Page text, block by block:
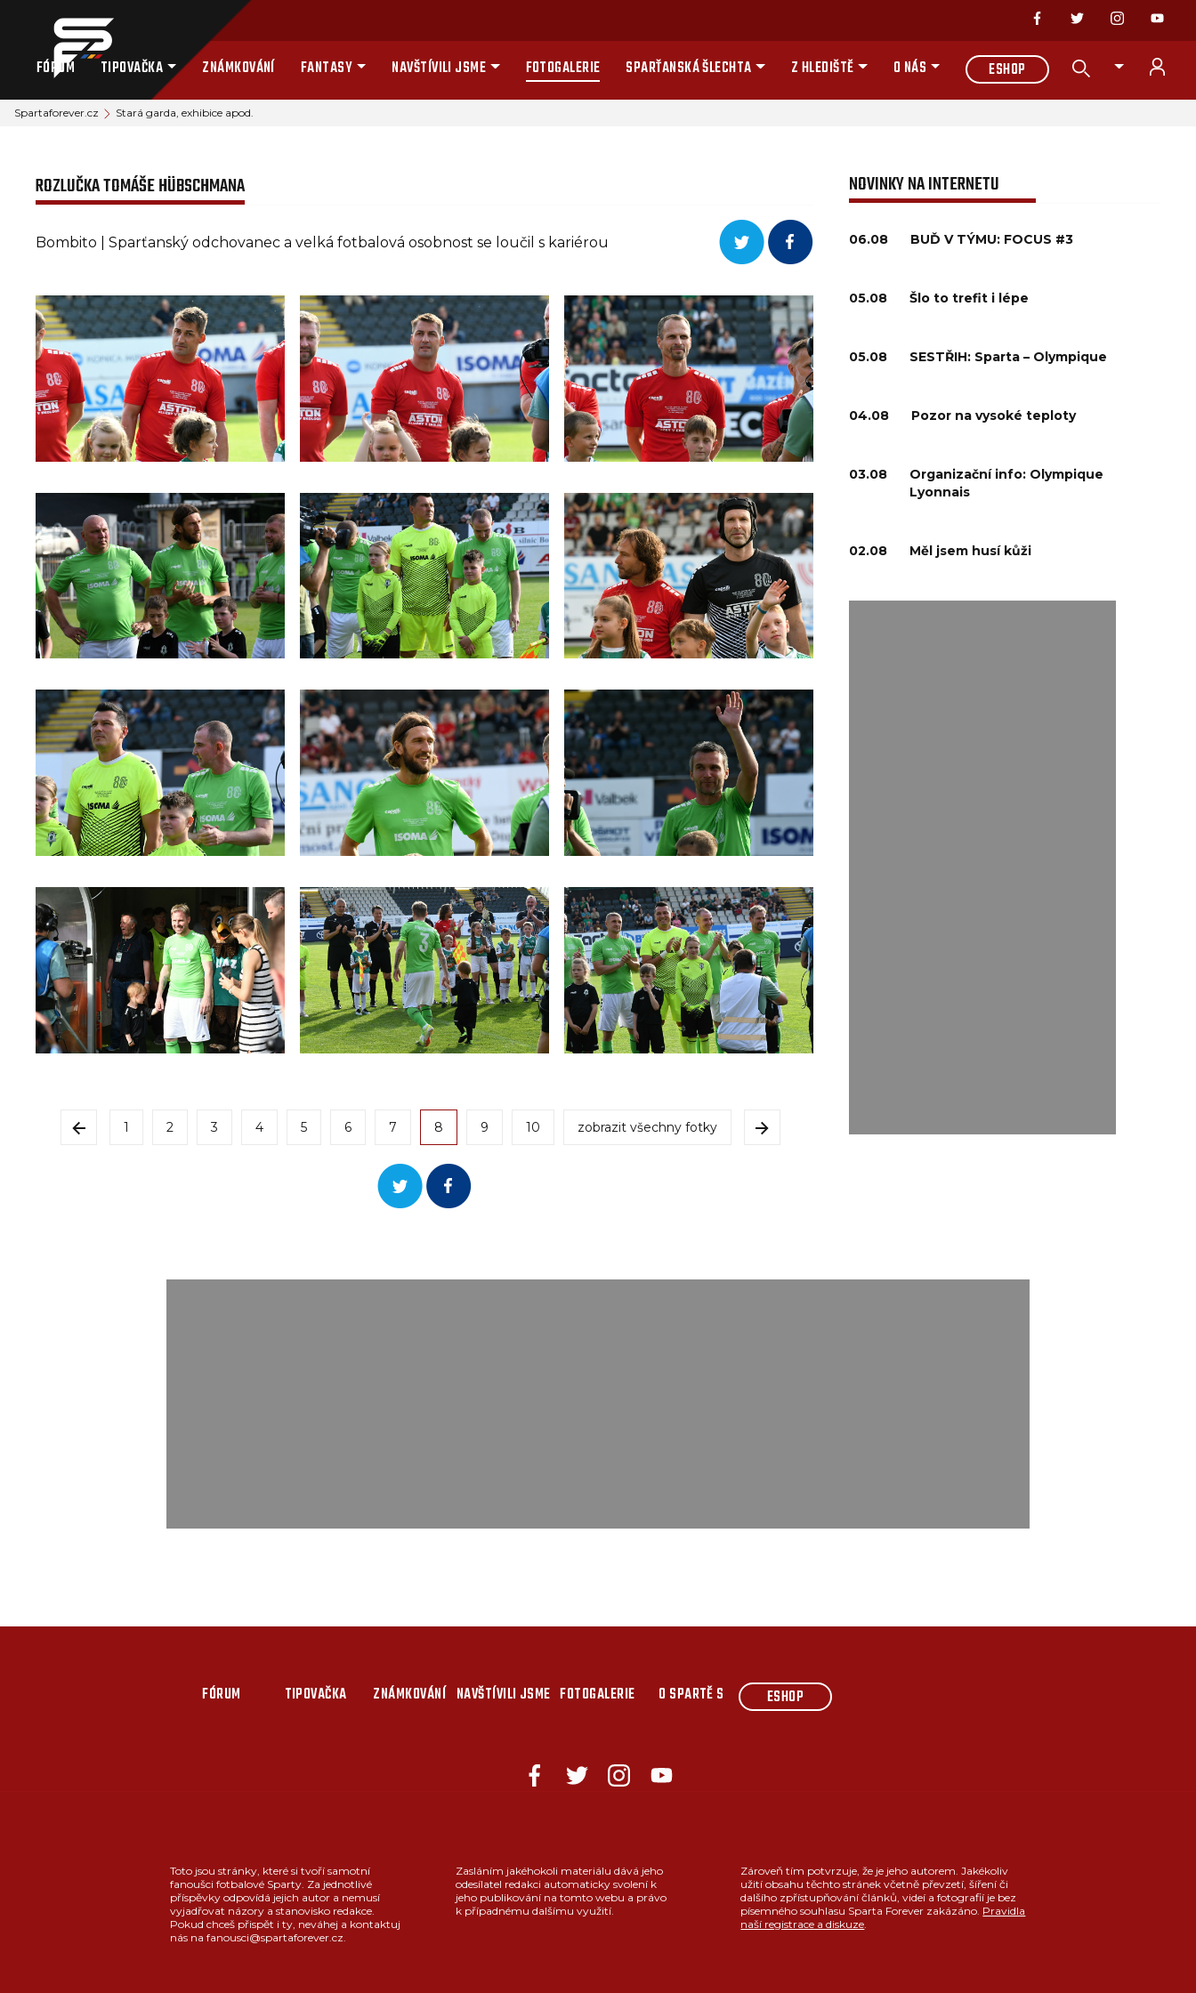
FÓRUM TIPOVAČKA ZNÁMKOVÁNÍ FANTASY NAVŠTÍVILI JSME FOTOGALERIE SPARŤANSKÁ ŠLECHTA Z HLEDIŠTĚ O NÁS ESHOP
Spartaforever.cz Stará garda, exhibice apod.
ROZLUČKA TOMÁŠE HÜBSCHMANA
Bombito | Sparťanský odchovanec a velká fotbalová osobnost se loučil s kariérou
1 2 3 4 5 6 7 8 9 10 zobrazit všechny fotky
NOVINKY NA INTERNETU
06.08 BUĎ V TÝMU: FOCUS #3
05.08 Šlo to trefit i lépe
05.08 SESTŘIH: Sparta – Olympique
04.08 Pozor na vysoké teploty
03.08
Organizační info: Olympique
Lyonnais
02.08 Měl jsem husí kůži
FÓRUM TIPOVAČKA ZNÁMKOVÁNÍ NAVŠTÍVILI JSME FOTOGALERIE O SPARTĚ S ESHOP
Toto jsou stránky, které si tvoří samotní
fanoušci fotbalové Sparty. Za jednotlivé
příspěvky odpovídá jejich autor a nemusí
vyjadřovat názory a stanovisko redakce.
Pokud chceš přispět i ty, neváhej a kontaktuj
nás na fanousci@spartaforever.cz.
Zasláním jakéhokoli materiálu dává jeho
odesílatel redakci automaticky svolení k
jeho publikování na tomto webu a právo
k případnému dalšímu využití.
Zároveň tím potvrzuje, že je jeho autorem. Jakékoliv
užití obsahu těchto stránek včetně převzetí, šíření či
dalšího zpřístupňování článků, videí a fotografií je bez
písemného souhlasu Sparta Forever zakázáno. Pravidla
naší registrace a diskuze.